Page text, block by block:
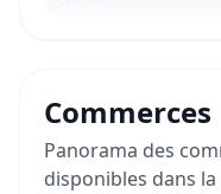
Commerces
Panorama des
disponibles dans